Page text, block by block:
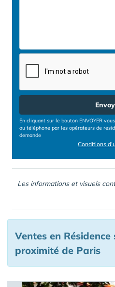
En cliquant sur le bouton ENVOYER
ou téléphone par les opérateurs de
demande
Conditions
Les informations et visuels
Ventes en Résidence
proximité de Paris